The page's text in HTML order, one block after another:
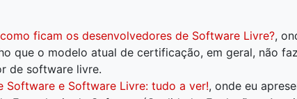
ficam os desenvolvedores de Software Livre?,
que o modelo atual de certificação, em geral, não
de software livre.
Software e Software Livre: tudo a ver!, onde eu